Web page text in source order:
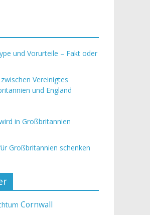
und Vorurteile – Fakt oder
Vereinigtes
und England
in Großbritannien
Großbritannien schenken
Cornwall